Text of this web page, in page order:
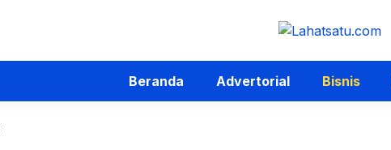
Beranda Advertorial Bisnis